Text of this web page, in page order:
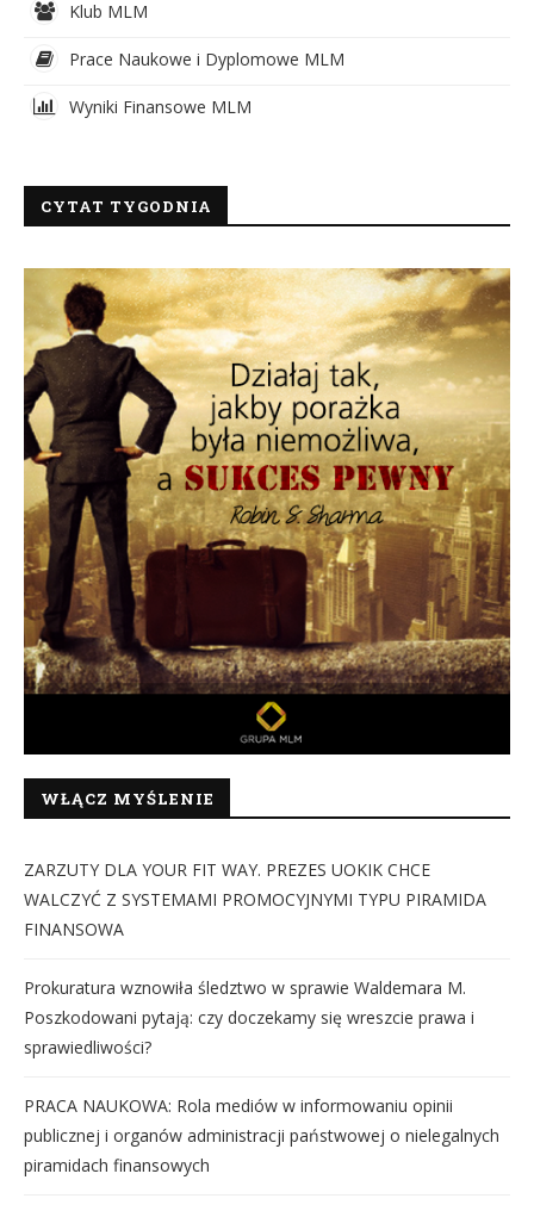
Klub MLM
Prace Naukowe i Dyplomowe MLM
Wyniki Finansowe MLM
CYTAT TYGODNIA
WŁĄCZ MYŚLENIE
ZARZUTY DLA YOUR FIT WAY. PREZES UOKIK CHCE
WALCZYĆ Z SYSTEMAMI PROMOCYJNYMI TYPU PIRAMIDA
FINANSOWA
Prokuratura wznowiła śledztwo w sprawie Waldemara M.
Poszkodowani pytają: czy doczekamy się wreszcie prawa i
sprawiedliwości?
PRACA NAUKOWA: Rola mediów w informowaniu opinii
publicznej i organów administracji państwowej o nielegalnych
piramidach finansowych